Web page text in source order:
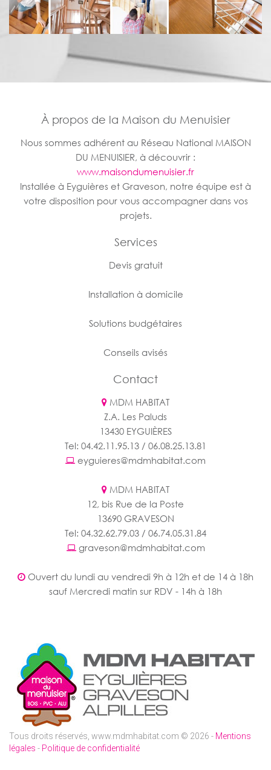
À propos de la Maison du Menuisier
Nous sommes adhérent au Réseau National MAISON
DU MENUISIER, à découvrir :
www.maisondumenuisier.fr
Installée à Eyguières et Graveson, notre équipe est à
votre disposition pour vous accompagner dans vos
projets.
Services
Devis gratuit
Installation à domicile
Solutions budgétaires
Conseils avisés
Contact
MDM HABITAT
Z.A. Les Paluds
13430 EYGUIÈRES
Tel: 04.42.11.95.13 / 06.08.25.13.81
eyguieres@mdmhabitat.com
MDM HABITAT
12, bis Rue de la Poste
13690 GRAVESON
Tel: 04.32.62.79.03 / 06.74.05.31.84
graveson@mdmhabitat.com
Ouvert du lundi au vendredi 9h à 12h et de 14 à 18h
sauf Mercredi matin sur RDV - 14h à 18h
Tous droits réservés, www.mdmhabitat.com © 2026 - Mentions
légales - Politique de confidentialité